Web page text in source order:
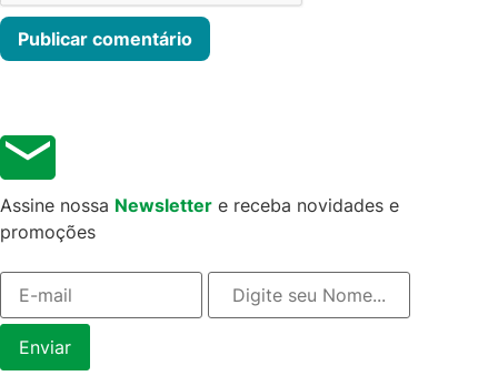
Assine nossa Newsletter e receba novidades e
promoções